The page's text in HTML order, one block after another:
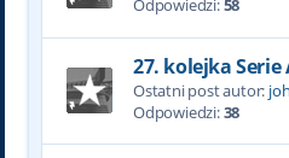
Odpowiedzi:58
27. kolejka Serie
Ostatni post autor:
Odpowiedzi:38